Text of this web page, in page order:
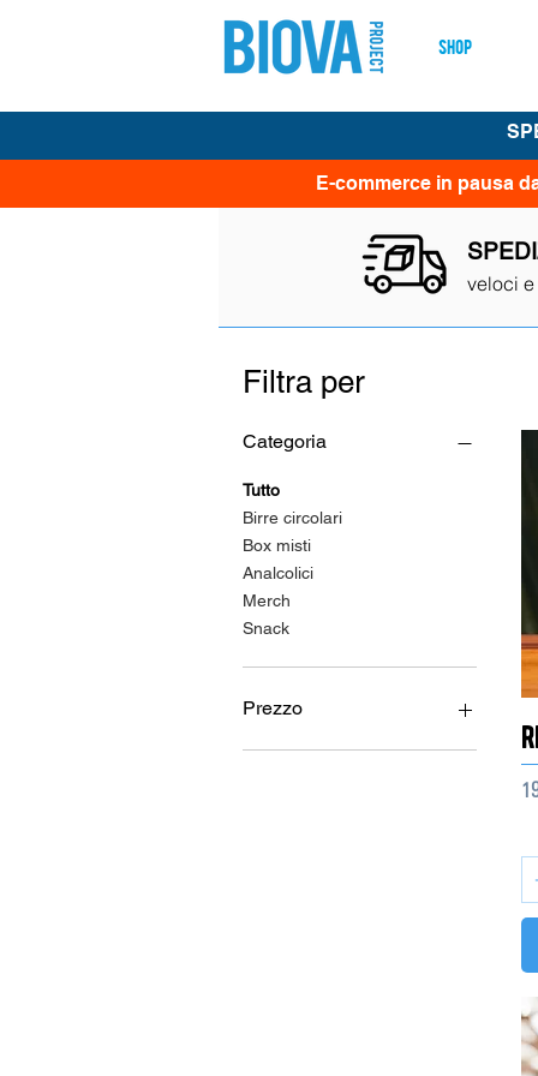
shop
E-commerce in pausa
veloci
Filtra per
Categoria
Tutto
Birre circolari
Box misti
Analcolici
Merch
Snack
Prezzo